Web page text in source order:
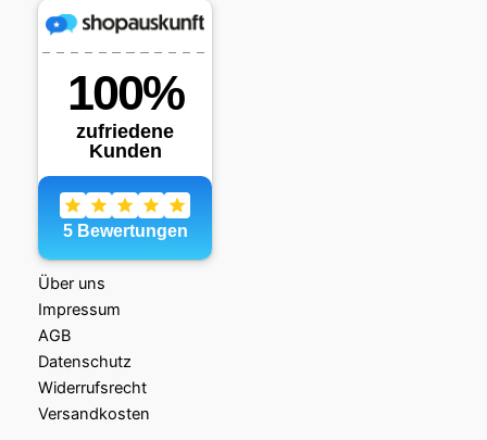
Über uns
Impressum
AGB
Datenschutz
Widerrufsrecht
Versandkosten